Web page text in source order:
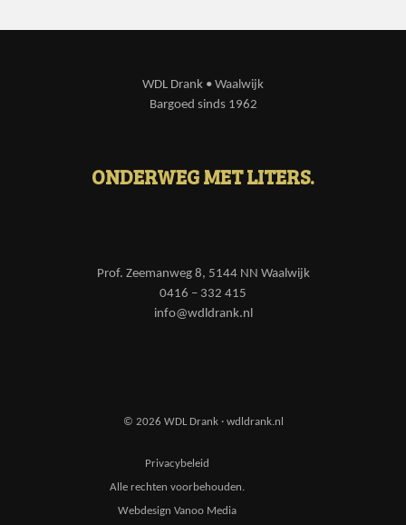
WDL Drank • Waalwijk
Bargoed sinds 1962
ONDERWEG MET LITERS.
Prof. Zeemanweg 8, 5144 NN Waalwijk
0416 – 332 415
info@wdldrank.nl
© 2026 WDL Drank · wdldrank.nl
Privacybeleid
Alle rechten voorbehouden.
Webdesign Vanoo Media